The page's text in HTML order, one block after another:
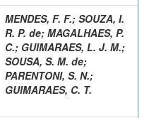
MENDES, F. F.; SOUZA, I.
R. P. de; MAGALHAES, P.
C.; GUIMARAES, L. J. M.;
SOUSA, S. M. de;
PARENTONI, S. N.;
GUIMARAES, C. T.